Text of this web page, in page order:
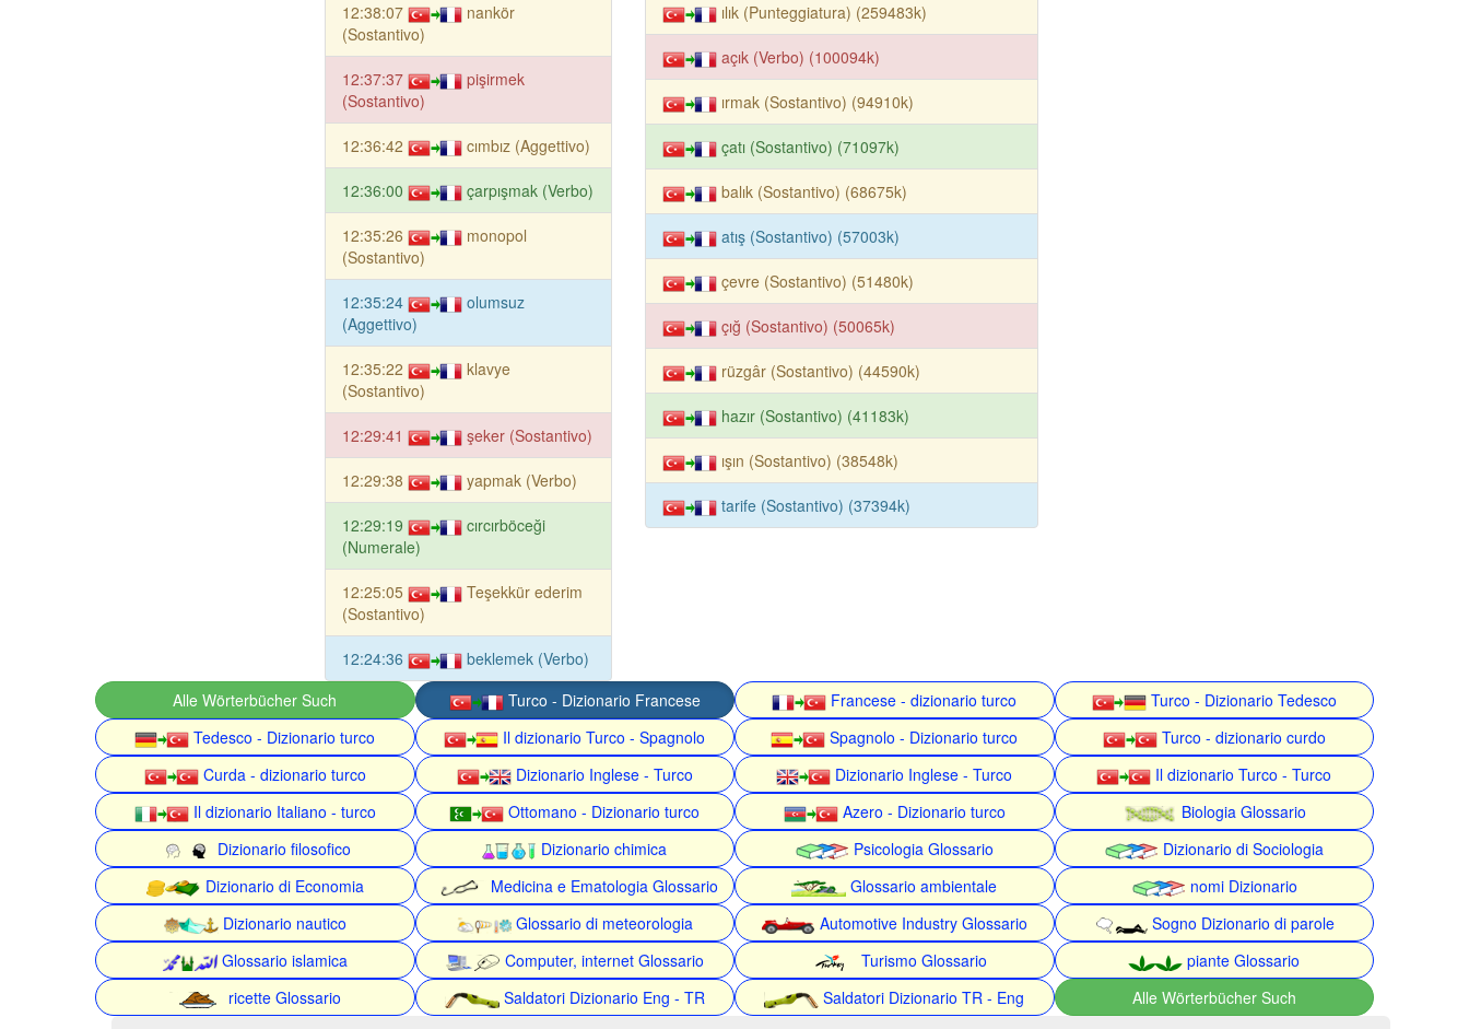
12:38:07
nankör
(Sostantivo)
12:37:37
pişirmek
(Sostantivo)
12:36:42 cımbız (Aggettivo)
12:36:00 çarpışmak (Verbo)
12:35:26
monopol
(Sostantivo)
12:35:24
olumsuz
(Aggettivo)
12:35:22
klavye
(Sostantivo)
12:29:41 şeker (Sostantivo)
12:29:38 yapmak (Verbo)
12:29:19
cırcırböceği
(Numerale)
12:25:05
Teşekkür ederim
(Sostantivo)
12:24:36 beklemek (Verbo)
ılık (Punteggiatura) (259483k)
açık (Verbo) (100094k)
ırmak (Sostantivo) (94910k)
çatı (Sostantivo) (71097k)
balık (Sostantivo) (68675k)
atış (Sostantivo) (57003k)
çevre (Sostantivo) (51480k)
çığ (Sostantivo) (50065k)
rüzgâr (Sostantivo) (44590k)
hazır (Sostantivo) (41183k)
ışın (Sostantivo) (38548k)
tarife (Sostantivo) (37394k)
Alle Wörterbücher Such Turco - Dizionario Francese Francese - dizionario turco
Turco - Dizionario Tedesco
Tedesco - Dizionario turco
Il dizionario Turco - Spagnolo Spagnolo - Dizionario turco
Turco - dizionario curdo
Curda - dizionario turco
Dizionario Inglese - Turco Dizionario Inglese - Turco
Il dizionario Turco - Turco
Il dizionario Italiano - turco
Ottomano - Dizionario turco Azero - Dizionario turco
Biologia Glossario
Dizionario filosofico
Dizionario chimica Psicologia Glossario
Dizionario di Sociologia
Dizionario di Economia
Medicina e Ematologia Glossario Glossario ambientale
nomi Dizionario
Dizionario nautico
Glossario di meteorologia Automotive Industry Glossario
Sogno Dizionario di parole
Glossario islamica
Computer, internet Glossario Turismo Glossario
piante Glossario
ricette Glossario
Saldatori Dizionario Eng - TR Saldatori Dizionario TR - Eng Alle Wörterbücher Such